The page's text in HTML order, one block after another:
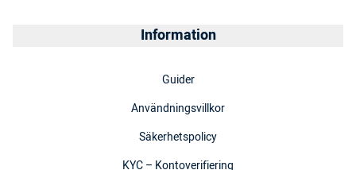
Information
Guider
Användningsvillkor
Säkerhetspolicy
KYC – Kontoverifiering